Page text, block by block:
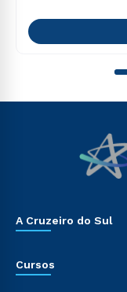
A Cruzeiro do Sul
Cursos